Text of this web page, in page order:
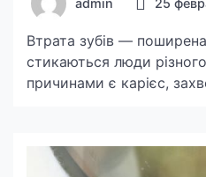
admin 25
Втрата зубів —
стикаються люди
причинами є карієс,
зуба може спричинити
функції, зміщення